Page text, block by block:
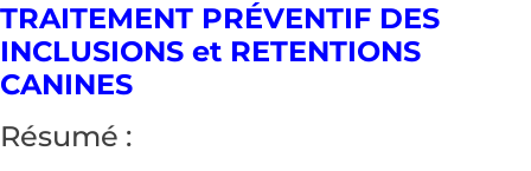
TRAITEMENT PRÉVENTIF DES
INCLUSIONS et RETENTIONS
CANINES
Résumé :